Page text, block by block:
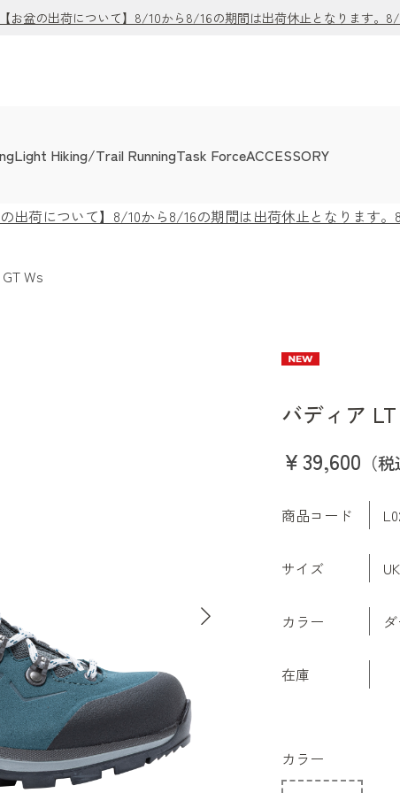
盆の出荷について】8/10から8/16の期間は出荷休止となります。8/
Light Hiking/Trail RunningTask ForceACCESSORY
について】8/10から8/16の期間は出荷休止となります。
Ws
バディア
￥39,600 （税
商品コード
サイズ
カラー
在庫
カラー